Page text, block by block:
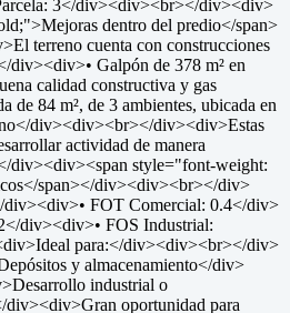
3</div><div><br></div><div>
dentro del predio</span>
terreno cuenta con construcciones
Galpón de 378 m² en
calidad constructiva y gas
de 84 m², de 3 ambientes, ubicada en
div><div><br></div><div>Estas
actividad de manera
div><div><span style="font-weight:
span></div><div><br></div>
FOT Comercial: 0.4</div>
div><div>• FOS Industrial:
para:</div><div><br></div>
y almacenamiento</div>
industrial o
oportunidad para